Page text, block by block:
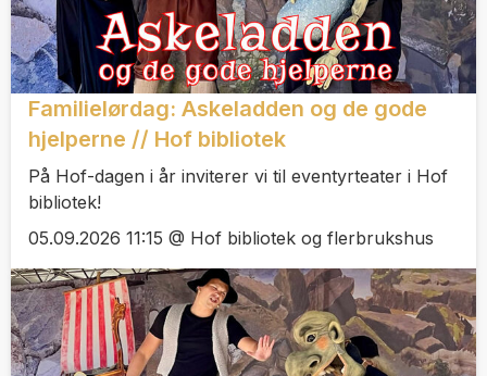
Familielørdag: Askeladden og de gode
hjelperne // Hof bibliotek
På Hof-dagen i år inviterer vi til eventyrteater i Hof
bibliotek!
05.09.2026 11:15 @ Hof bibliotek og flerbrukshus